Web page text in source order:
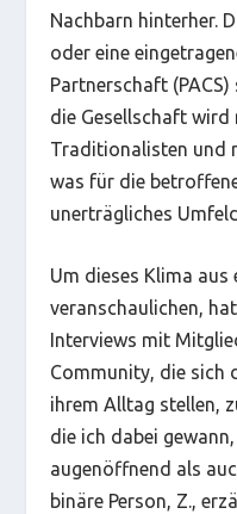
Nachbarn hinterher.
oder eine
Partnerschaft
die Gesellschaft wird
Traditionalisten und
was für die
unerträgliches
Um dieses Klima aus
veranschaulichen,
Interviews mit
Community, die sich
ihrem Alltag stellen,
die ich dabei
augenöffnend als
binäre Person, Z.,